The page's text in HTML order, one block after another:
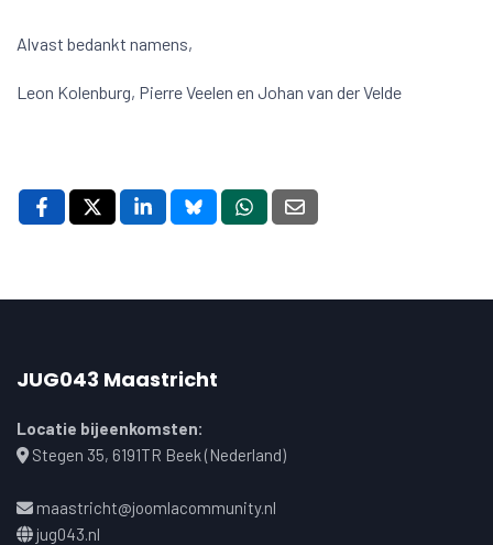
Alvast bedankt namens,
Leon Kolenburg, Pierre Veelen en Johan van der Velde
JUG043 Maastricht
Locatie bijeenkomsten:
Stegen 35, 6191TR Beek (Nederland)
maastricht@joomlacommunity.nl
jug043.nl